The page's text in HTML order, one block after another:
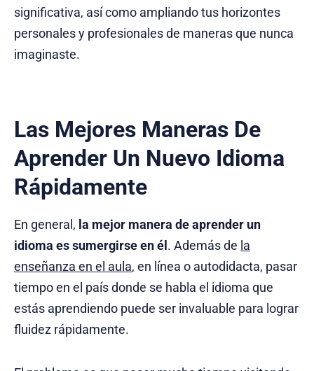
significativa, así como ampliando tus horizontes
personales y profesionales de maneras que nunca
imaginaste.
Las Mejores Maneras De
Aprender Un Nuevo Idioma
Rápidamente
En general, la mejor manera de aprender un
idioma es sumergirse en él . Además de la
enseñanza en el aula, en línea o autodidacta, pasar
tiempo en el país donde se habla el idioma que
estás aprendiendo puede ser invaluable para lograr
fluidez rápidamente.